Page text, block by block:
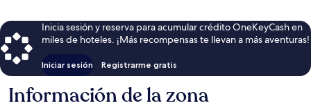
Inicia sesión y reserva para acumular crédito OneKeyCash en
miles de hoteles. ¡Más recompensas te llevan a más aventuras!
Iniciar sesión Registrarme gratis
Información de la zona